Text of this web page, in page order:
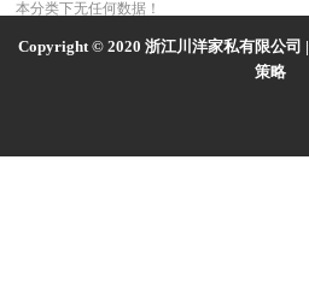
本分类下无任何数据！
Copyright © 2020 浙江川洋家私有限公司 |
策略